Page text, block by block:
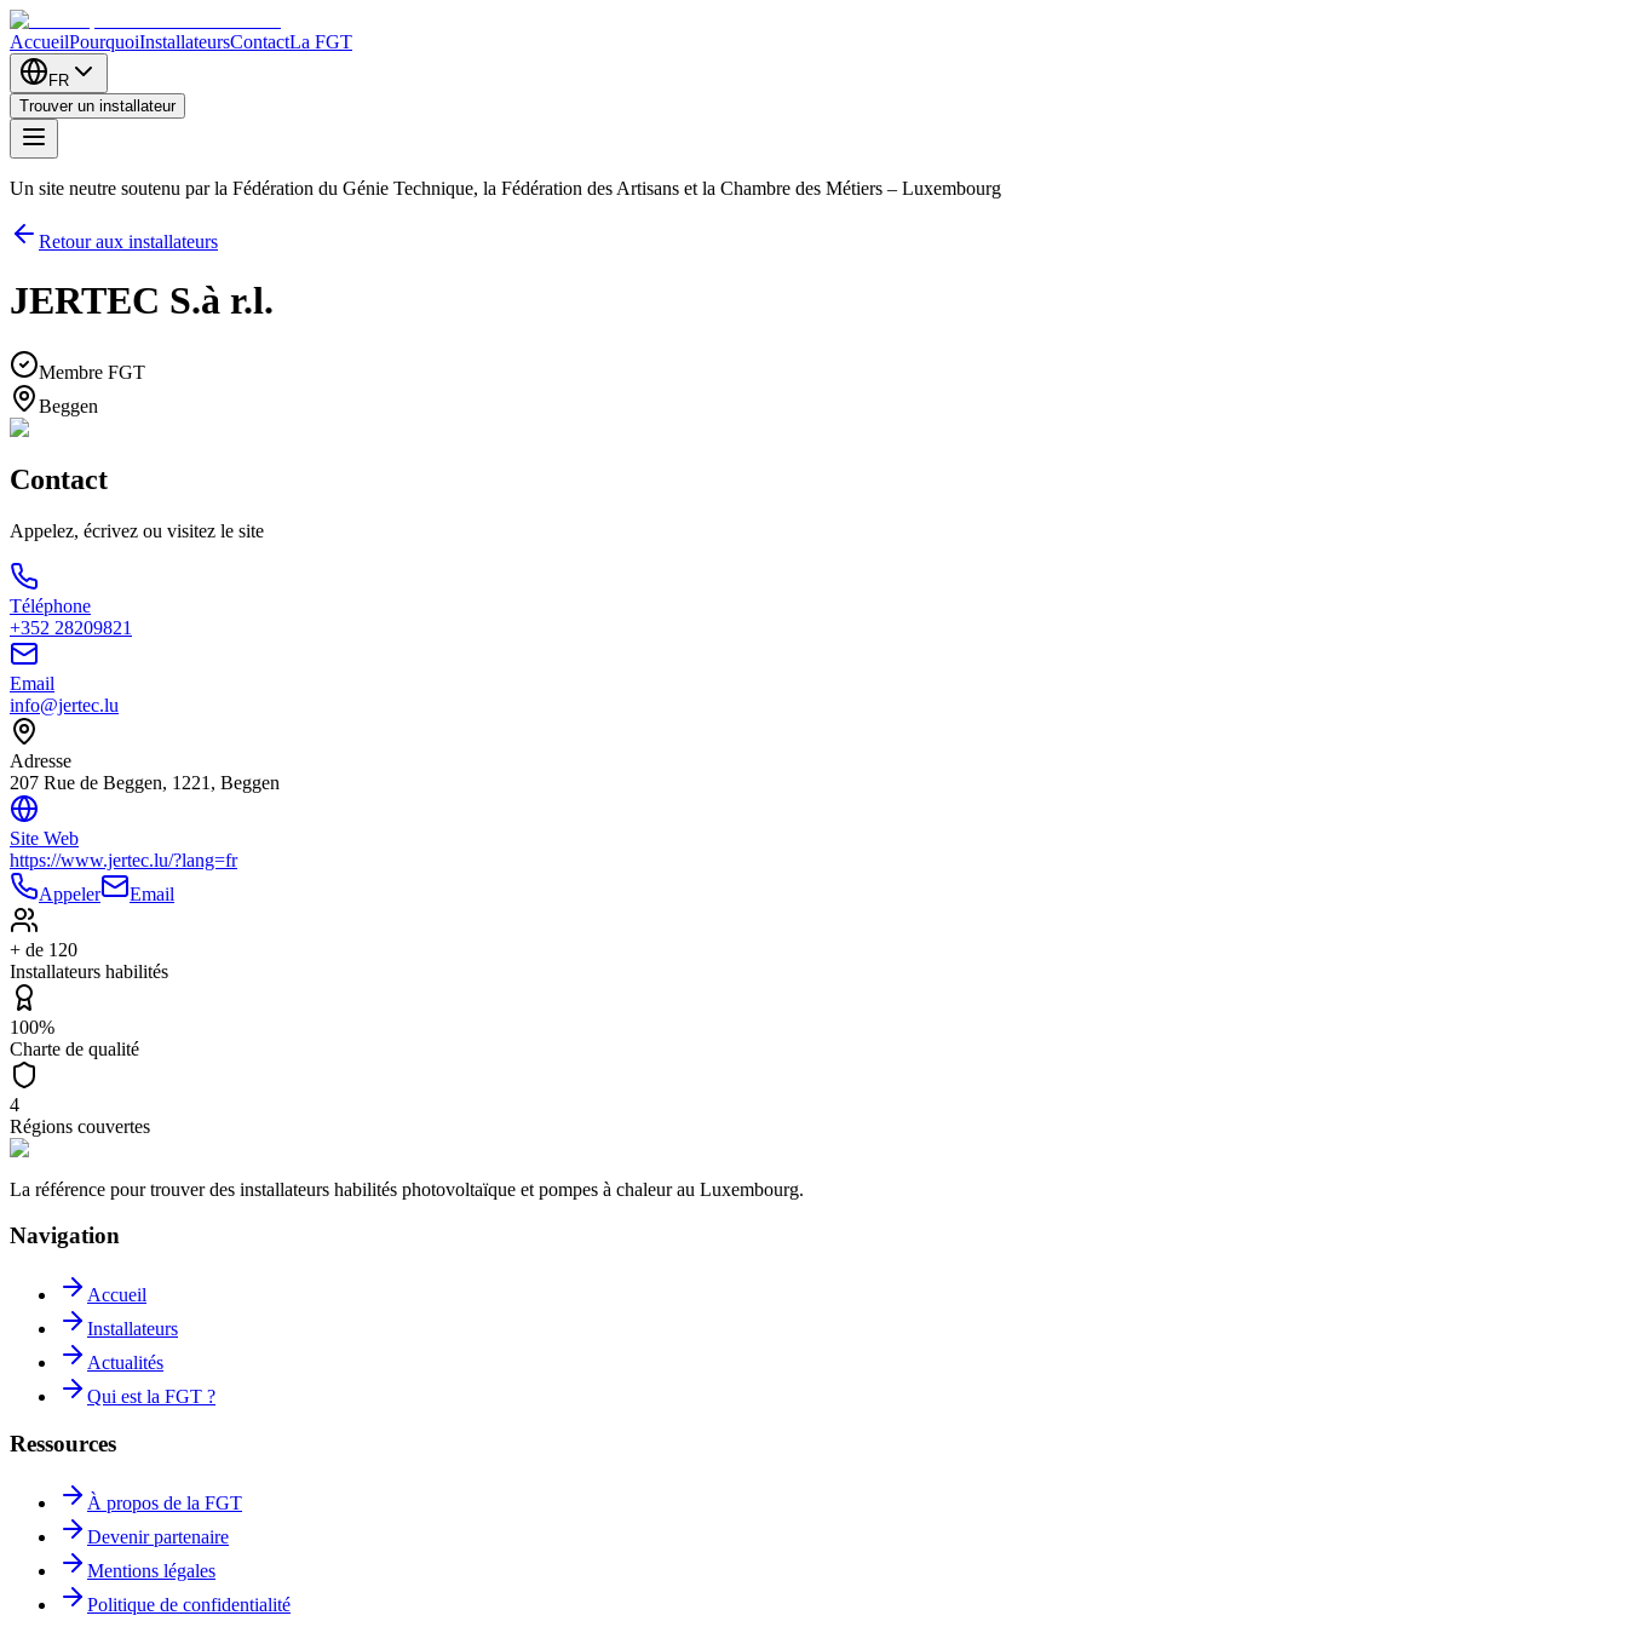
AccueilPourquoiInstallateursContactLa FGT
FR
Trouver un installateur
Un site neutre soutenu par la Fédération du Génie Technique, la Fédération des Artisans et la Chambre des Métiers – Luxembourg
Retour aux installateurs
JERTEC S.à r.l.
Membre FGT
Beggen
Contact
Appelez, écrivez ou visitez le site
Téléphone
+352 28209821
Email
info@jertec.lu
Adresse
207 Rue de Beggen, 1221, Beggen
Site Web
https://www.jertec.lu/?lang=fr
Appeler
Email
+ de 120
Installateurs habilités
100%
Charte de qualité
4
Régions couvertes
La référence pour trouver des installateurs habilités photovoltaïque et pompes à chaleur au Luxembourg.
Navigation
Accueil
Installateurs
Actualités
Qui est la FGT ?
Ressources
À propos de la FGT
Devenir partenaire
Mentions légales
Politique de confidentialité